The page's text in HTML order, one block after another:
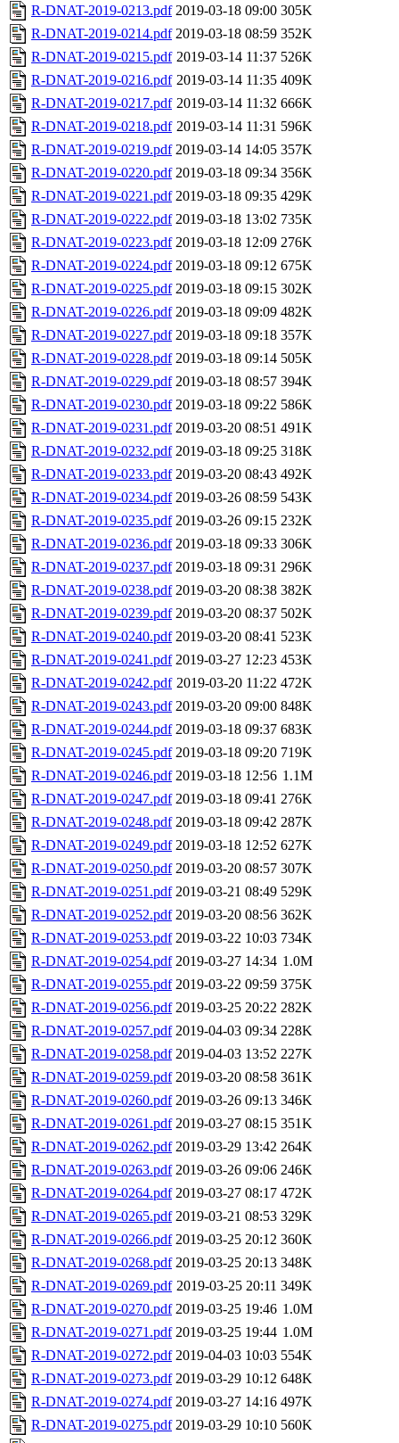
R-DNAT-2019-0213.pdf 2019-03-18 09:00 305K
R-DNAT-2019-0214.pdf 2019-03-18 08:59 352K
R-DNAT-2019-0215.pdf 2019-03-14 11:37 526K
R-DNAT-2019-0216.pdf 2019-03-14 11:35 409K
R-DNAT-2019-0217.pdf 2019-03-14 11:32 666K
R-DNAT-2019-0218.pdf 2019-03-14 11:31 596K
R-DNAT-2019-0219.pdf 2019-03-14 14:05 357K
R-DNAT-2019-0220.pdf 2019-03-18 09:34 356K
R-DNAT-2019-0221.pdf 2019-03-18 09:35 429K
R-DNAT-2019-0222.pdf 2019-03-18 13:02 735K
R-DNAT-2019-0223.pdf 2019-03-18 12:09 276K
R-DNAT-2019-0224.pdf 2019-03-18 09:12 675K
R-DNAT-2019-0225.pdf 2019-03-18 09:15 302K
R-DNAT-2019-0226.pdf 2019-03-18 09:09 482K
R-DNAT-2019-0227.pdf 2019-03-18 09:18 357K
R-DNAT-2019-0228.pdf 2019-03-18 09:14 505K
R-DNAT-2019-0229.pdf 2019-03-18 08:57 394K
R-DNAT-2019-0230.pdf 2019-03-18 09:22 586K
R-DNAT-2019-0231.pdf 2019-03-20 08:51 491K
R-DNAT-2019-0232.pdf 2019-03-18 09:25 318K
R-DNAT-2019-0233.pdf 2019-03-20 08:43 492K
R-DNAT-2019-0234.pdf 2019-03-26 08:59 543K
R-DNAT-2019-0235.pdf 2019-03-26 09:15 232K
R-DNAT-2019-0236.pdf 2019-03-18 09:33 306K
R-DNAT-2019-0237.pdf 2019-03-18 09:31 296K
R-DNAT-2019-0238.pdf 2019-03-20 08:38 382K
R-DNAT-2019-0239.pdf 2019-03-20 08:37 502K
R-DNAT-2019-0240.pdf 2019-03-20 08:41 523K
R-DNAT-2019-0241.pdf 2019-03-27 12:23 453K
R-DNAT-2019-0242.pdf 2019-03-20 11:22 472K
R-DNAT-2019-0243.pdf 2019-03-20 09:00 848K
R-DNAT-2019-0244.pdf 2019-03-18 09:37 683K
R-DNAT-2019-0245.pdf 2019-03-18 09:20 719K
R-DNAT-2019-0246.pdf 2019-03-18 12:56 1.1M
R-DNAT-2019-0247.pdf 2019-03-18 09:41 276K
R-DNAT-2019-0248.pdf 2019-03-18 09:42 287K
R-DNAT-2019-0249.pdf 2019-03-18 12:52 627K
R-DNAT-2019-0250.pdf 2019-03-20 08:57 307K
R-DNAT-2019-0251.pdf 2019-03-21 08:49 529K
R-DNAT-2019-0252.pdf 2019-03-20 08:56 362K
R-DNAT-2019-0253.pdf 2019-03-22 10:03 734K
R-DNAT-2019-0254.pdf 2019-03-27 14:34 1.0M
R-DNAT-2019-0255.pdf 2019-03-22 09:59 375K
R-DNAT-2019-0256.pdf 2019-03-25 20:22 282K
R-DNAT-2019-0257.pdf 2019-04-03 09:34 228K
R-DNAT-2019-0258.pdf 2019-04-03 13:52 227K
R-DNAT-2019-0259.pdf 2019-03-20 08:58 361K
R-DNAT-2019-0260.pdf 2019-03-26 09:13 346K
R-DNAT-2019-0261.pdf 2019-03-27 08:15 351K
R-DNAT-2019-0262.pdf 2019-03-29 13:42 264K
R-DNAT-2019-0263.pdf 2019-03-26 09:06 246K
R-DNAT-2019-0264.pdf 2019-03-27 08:17 472K
R-DNAT-2019-0265.pdf 2019-03-21 08:53 329K
R-DNAT-2019-0266.pdf 2019-03-25 20:12 360K
R-DNAT-2019-0268.pdf 2019-03-25 20:13 348K
R-DNAT-2019-0269.pdf 2019-03-25 20:11 349K
R-DNAT-2019-0270.pdf 2019-03-25 19:46 1.0M
R-DNAT-2019-0271.pdf 2019-03-25 19:44 1.0M
R-DNAT-2019-0272.pdf 2019-04-03 10:03 554K
R-DNAT-2019-0273.pdf 2019-03-29 10:12 648K
R-DNAT-2019-0274.pdf 2019-03-27 14:16 497K
R-DNAT-2019-0275.pdf 2019-03-29 10:10 560K